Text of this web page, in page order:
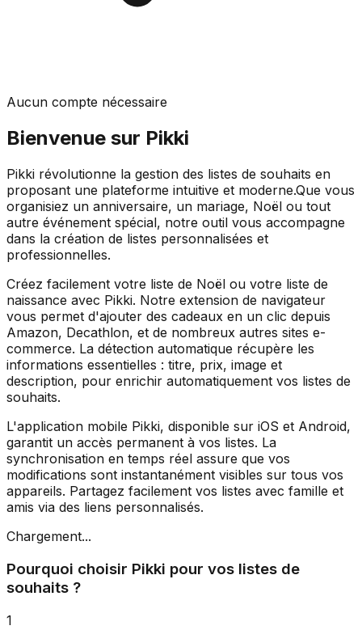
Aucun compte nécessaire
Bienvenue sur Pikki
Pikki révolutionne la gestion des listes de souhaits en
proposant une plateforme intuitive et moderne.Que vous
organisiez un anniversaire, un mariage, Noël ou tout
autre événement spécial, notre outil vous accompagne
dans la création de listes personnalisées et
professionnelles.
Créez facilement votre liste de Noël ou votre liste de
naissance avec Pikki. Notre extension de navigateur
vous permet d'ajouter des cadeaux en un clic depuis
Amazon, Decathlon, et de nombreux autres sites e-
commerce. La détection automatique récupère les
informations essentielles : titre, prix, image et
description, pour enrichir automatiquement vos listes de
souhaits.
L'application mobile Pikki, disponible sur iOS et Android,
garantit un accès permanent à vos listes. La
synchronisation en temps réel assure que vos
modifications sont instantanément visibles sur tous vos
appareils. Partagez facilement vos listes avec famille et
amis via des liens personnalisés.
Chargement...
Pourquoi choisir Pikki pour vos listes de
souhaits ?
1